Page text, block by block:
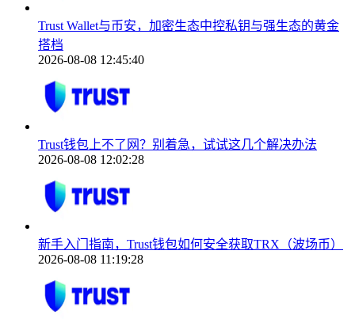
Trust Wallet与币安，加密生态中控私钥与强生态的黄金
搭档
2026-08-08 12:45:40
Trust钱包上不了网？别着急，试试这几个解决办法
2026-08-08 12:02:28
新手入门指南，Trust钱包如何安全获取TRX（波场币）
2026-08-08 11:19:28